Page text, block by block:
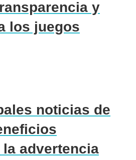
y
los juegos
noticias de
advertencia